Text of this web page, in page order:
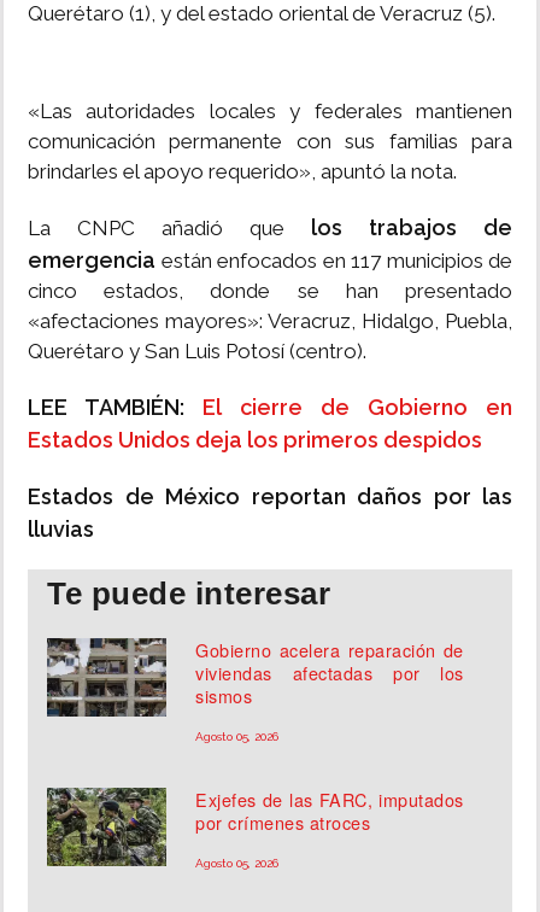
Querétaro (1), y del estado oriental de Veracruz (5).
«Las autoridades locales y federales mantienen
comunicación permanente con sus familias para
brindarles el apoyo requerido», apuntó la nota.
La CNPC añadió que los trabajos de
emergencia están enfocados en 117 municipios de
cinco estados, donde se han presentado
«afectaciones mayores»: Veracruz, Hidalgo, Puebla,
Querétaro y San Luis Potosí (centro).
LEE TAMBIÉN: El cierre de Gobierno en
Estados Unidos deja los primeros despidos
Estados de México reportan daños por las
lluvias
Te puede interesar
Gobierno acelera reparación de
viviendas afectadas por los
sismos
Agosto 05, 2026
Exjefes de las FARC, imputados
por crímenes atroces
Agosto 05, 2026